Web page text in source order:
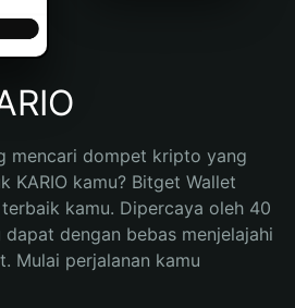
mencari dompet kripto yang
KARIO kamu? Bitget Wallet
kamu. Dipercaya oleh 40
dengan bebas menjelajahi
Mulai perjalanan kamu